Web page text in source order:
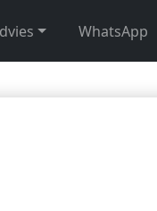
WhatsApp